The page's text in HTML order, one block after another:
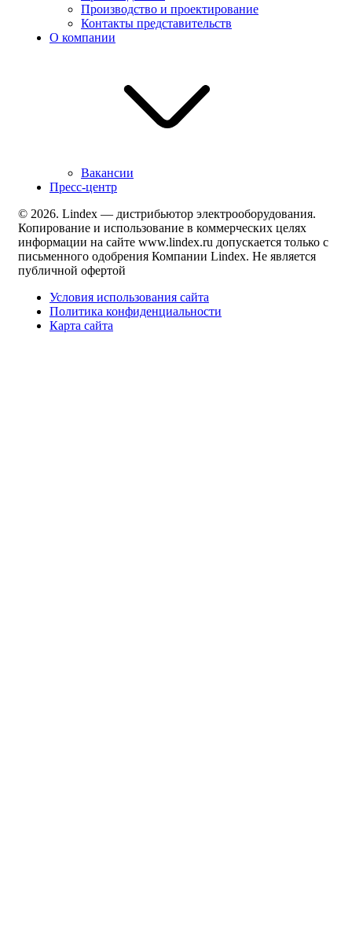
Производство и проектирование
Контакты представительств
О компании
Вакансии
Пресс-центр
© 2026. Lindex — дистрибьютор электрооборудования.
Копирование и использование в коммерческих целях
информации на сайте www.lindex.ru допускается только с
письменного одобрения Компании Lindex. Не является
публичной офертой
Условия использования сайта
Политика конфиденциальности
Карта сайта